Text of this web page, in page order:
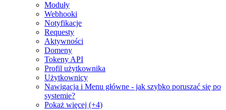
Moduły
Webhooki
Notyfikacje
Requesty
Aktywności
Domeny
Tokeny API
Profil użytkownika
Użytkownicy
Nawigacja i Menu główne - jak szybko poruszać się po
systemie?
Pokaż więcej (+4)